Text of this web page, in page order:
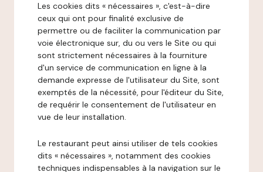
Les cookies dits « nécessaires », c'est-à-dire
ceux qui ont pour finalité exclusive de
permettre ou de faciliter la communication par
voie électronique sur, du ou vers le Site ou qui
sont strictement nécessaires à la fourniture
d'un service de communication en ligne à la
demande expresse de l'utilisateur du Site, sont
exemptés de la nécessité, pour l'éditeur du Site,
de requérir le consentement de l'utilisateur en
vue de leur installation.
Le restaurant peut ainsi utiliser de tels cookies
dits « nécessaires », notamment des cookies
techniques indispensables à la navigation sur le